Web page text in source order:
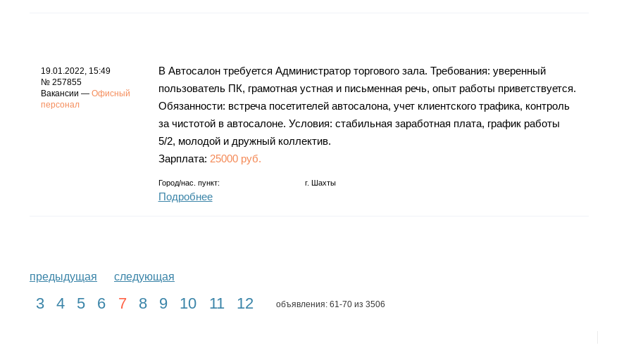
19.01.2022, 15:49
№ 257855
Вакансии — Офисный
персонал
В Автосалон требуется Администратор торгового зала. Требования: уверенный
пользователь ПК, грамотная устная и письменная речь, опыт работы приветствуется.
Обязанности: встреча посетителей автосалона, учет клиентского трафика, контроль
за чистотой в автосалоне. Условия: стабильная заработная плата, график работы
5/2, молодой и дружный коллектив.
Зарплата: 25000 руб.
Город/нас. пункт: г. Шахты
Подробнее
предыдущая следующая
3 4 5 6 7 8 9 10 11 12 объявления: 61-70 из 3506